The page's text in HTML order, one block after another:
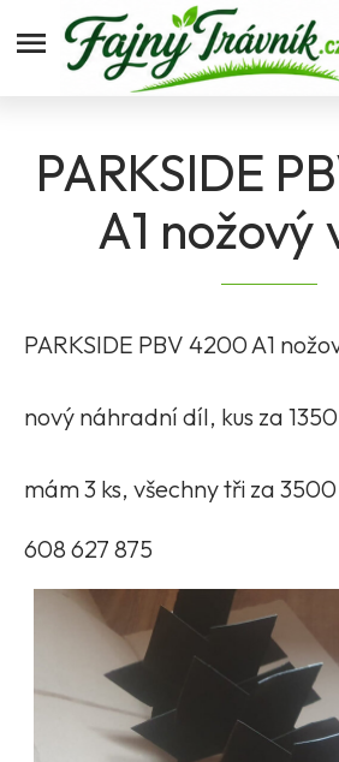
PARKSIDE
A1 nožový
PARKSIDE PBV 4200 A1
nový náhradní díl, kus za
mám 3 ks, všechny tři za
608 627 875